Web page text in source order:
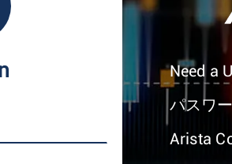
Need a
パスワ
Arista